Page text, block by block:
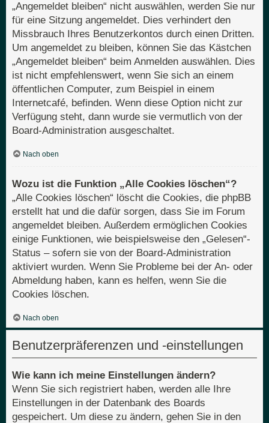
„Angemeldet bleiben“ nicht auswählen, werden Sie nur
für eine Sitzung angemeldet. Dies verhindert den
Missbrauch Ihres Benutzerkontos durch einen Dritten.
Um angemeldet zu bleiben, können Sie das Kästchen
„Angemeldet bleiben“ beim Anmelden auswählen. Dies
ist nicht empfehlenswert, wenn Sie sich an einem
öffentlichen Computer, zum Beispiel in einem
Internetcafé, befinden. Wenn diese Option nicht zur
Verfügung steht, dann wurde sie vermutlich von der
Board-Administration ausgeschaltet.
Nach oben
Wozu ist die Funktion „Alle Cookies löschen“?
„Alle Cookies löschen“ löscht die Cookies, die phpBB
erstellt hat und die dafür sorgen, dass Sie im Forum
angemeldet bleiben. Außerdem ermöglichen Cookies
einige Funktionen, wie beispielsweise den „Gelesen“-
Status – sofern sie von der Board-Administration
aktiviert wurden. Wenn Sie Probleme bei der An- oder
Abmeldung haben, kann es helfen, wenn Sie die
Cookies löschen.
Nach oben
Benutzerpräferenzen und -einstellungen
Wie kann ich meine Einstellungen ändern?
Wenn Sie sich registriert haben, werden alle Ihre
Einstellungen in der Datenbank des Boards
gespeichert. Um diese zu ändern, gehen Sie in den